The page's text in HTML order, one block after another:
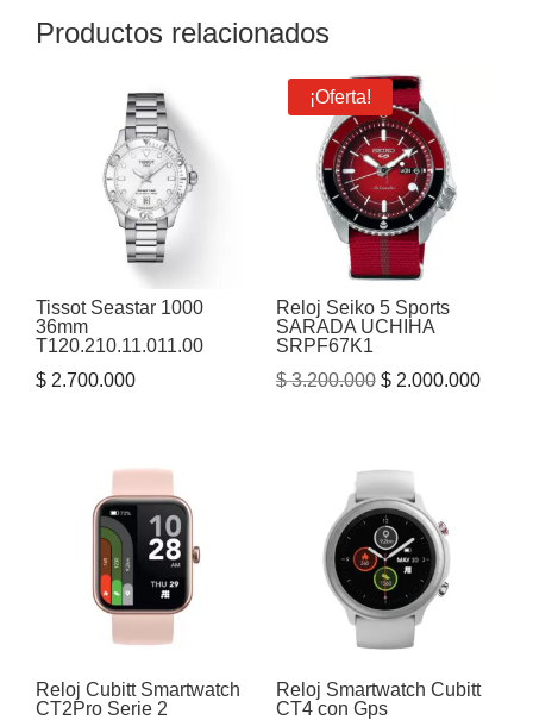
Productos relacionados
Tissot Seastar 1000
36mm
T120.210.11.011.00
$ 2.700.000
¡Oferta!
Reloj Seiko 5 Sports
SARADA UCHIHA
SRPF67K1
$3.200.000 El
era:
$ 3.200.000.
$2.000.000El
Reloj Cubitt Smartwatch
CT2Pro Serie 2
Reloj Smartwatch Cubitt
CT4 con Gps